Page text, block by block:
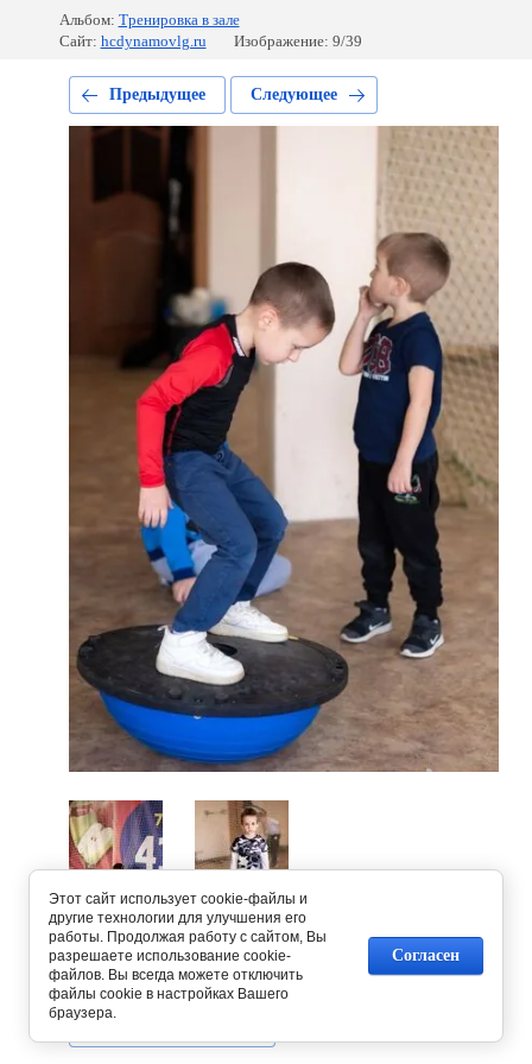
Альбом: Тренировка в зале
Сайт: hcdynamovlg.ru Изображение: 9/39
Предыдущее Следующее
Предыдущее Следующее
Этот сайт использует cookie-файлы и
другие технологии для улучшения его
работы. Продолжая работу с сайтом, Вы
разрешаете использование cookie-
файлов. Вы всегда можете отключить
файлы cookie в настройках Вашего
браузера.
Согласен